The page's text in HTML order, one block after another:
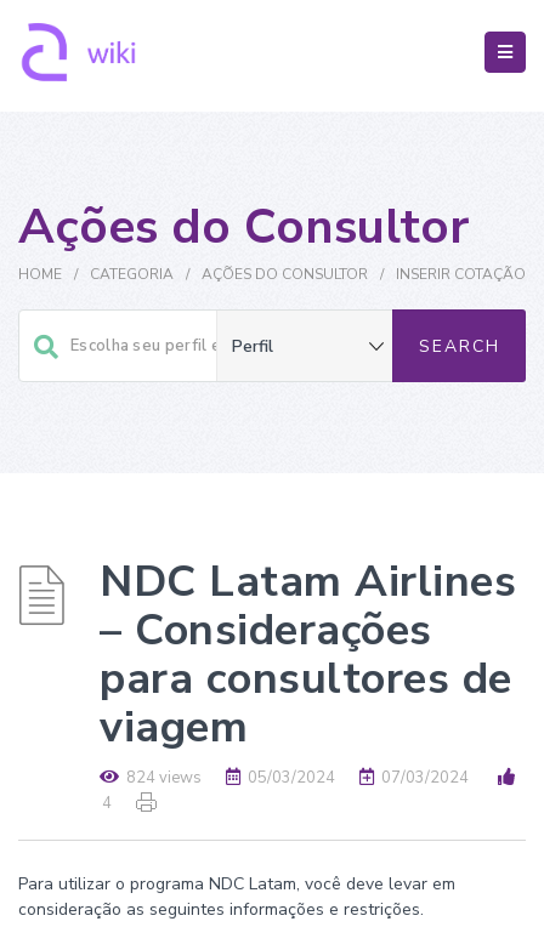
Ações do Consultor
HOME / CATEGORIA / AÇÕES DO CONSULTOR / INSERIR COTAÇÃO
NDC Latam Airlines
– Considerações
para consultores de
viagem
824 views 05/03/2024
07/03/2024
4
Para utilizar o programa NDC Latam, você deve levar em
consideração as seguintes informações e restrições.